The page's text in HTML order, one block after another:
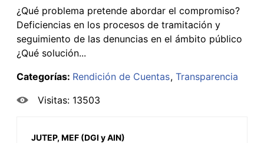
¿Qué problema pretende abordar el compromiso?
Deficiencias en los procesos de tramitación y
seguimiento de las denuncias en el ámbito público
¿Qué solución...
Categorías: Rendición de Cuentas Transparencia
Visitas: 13503
JUTEP, MEF (DGI y AIN)